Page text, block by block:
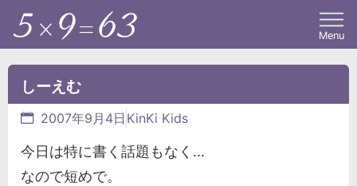
Menu
しーえむ
2007年9月4日 KinKi Kids
今日は特に書く話題もなく...
なので短めで。